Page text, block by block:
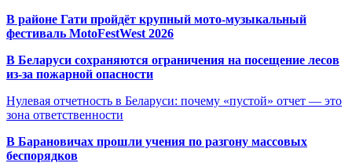
В районе Гати пройдёт крупный мото-музыкальный
фестиваль MotoFestWest 2026
В Беларуси сохраняются ограничения на посещение лесов
из-за пожарной опасности
Нулевая отчетность в Беларуси: почему «пустой» отчет — это
зона ответственности
В Барановичах прошли учения по разгону массовых
беспорядков